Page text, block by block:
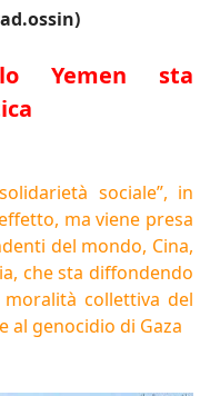
Yemen sta
sociale”, in
ma viene presa
del mondo, Cina,
che sta diffondendo
collettiva del
genocidio di Gaza